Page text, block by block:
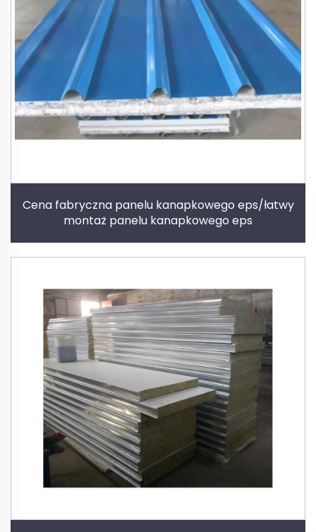
Cena fabryczna panelu kanapkowego eps/łatwy
montaż panelu kanapkowego eps